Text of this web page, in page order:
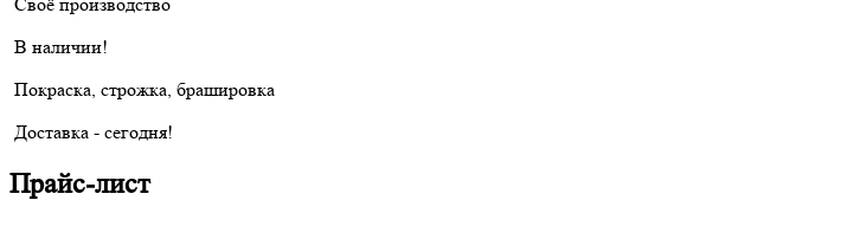
В наличии!
Покраска, строжка, брашировка
Доставка - сегодня!
Прайс-лист